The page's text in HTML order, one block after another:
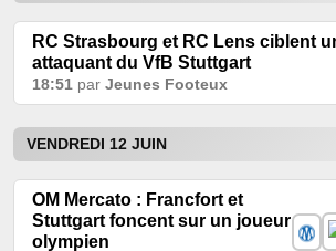
RC Strasbourg et RC Lens ciblent
attaquant du VfB Stuttgart
18:51 par Jeunes Footeux
VENDREDI 12 JUIN
OM Mercato : Francfort et
Stuttgart foncent sur un joueur
olympien